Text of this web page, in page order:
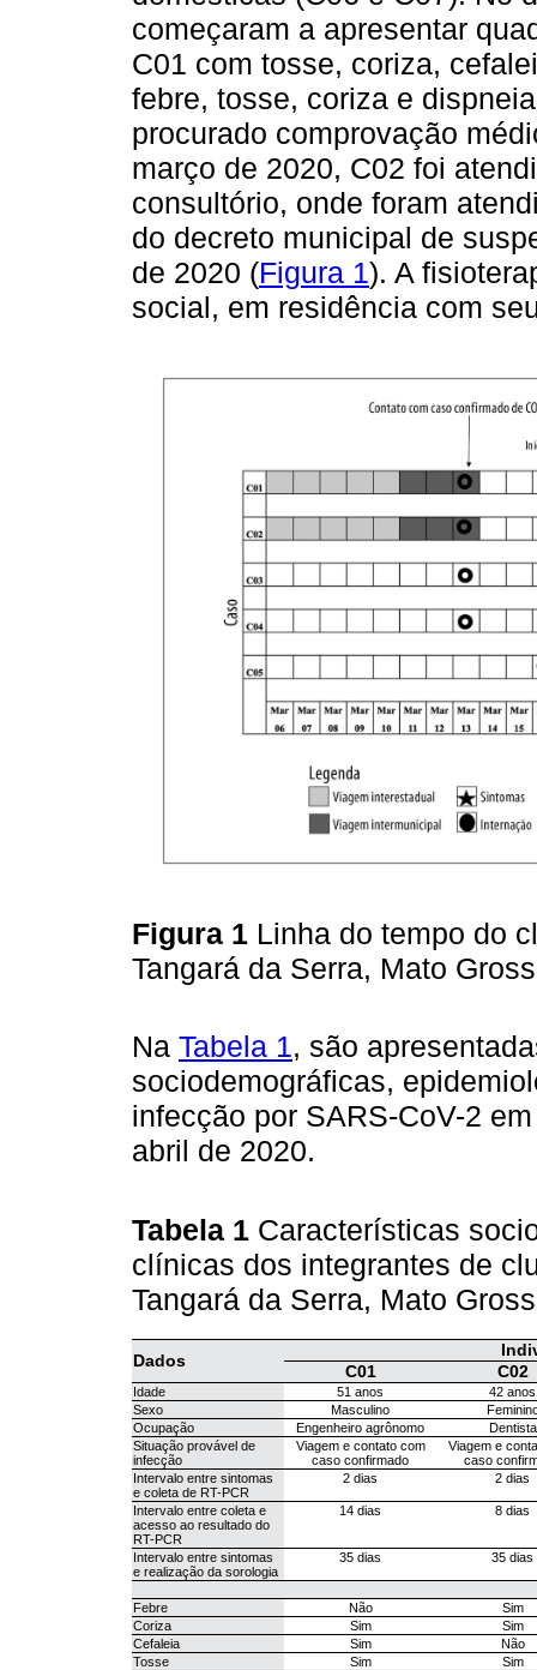
começaram a apresentar
C01 com tosse, coriza,
febre, tosse, coriza e
procurado comprovação
março de 2020, C02 foi
consultório, onde foram
do decreto municipal de
de 2020 (Figura 1). A
social, em residência com
Figura 1 Linha do tempo do
Tangará da Serra, Mato
Na Tabela 1, são
sociodemográficas,
infecção por SARS-CoV-2
abril de 2020.
Tabela 1 Características
clínicas dos integrantes de
Tangará da Serra, Mato
Dados
C01
C02
Idade 51 anos
42 anos
Sexo
Masculino
Ocupação
Engenheiro agrônomo
Dentista
Situação provável de
infecção
Viagem e contato com
caso confirmado
Viagem e
caso
Intervalo entre sintomas
e coleta de RT-PCR
2 dias 2 dias
Intervalo entre coleta e
acesso ao resultado do
RT-PCR
14 dias 8 dias
Intervalo entre sintomas
e realização da sorologia
35 dias 35 dias
Febre Não
Sim
Coriza
Sim
Sim
Cefaleia
Sim
Não
Tosse
Sim
Sim